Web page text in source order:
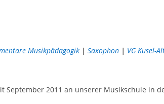
Musikpädagogik |Saxophon | VG Kusel-
September 2011 an unserer Musikschule in